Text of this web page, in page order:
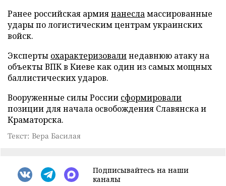
Ранее российская армиянанесламассированные
удары по логистическим центрам украинских
войск.
Эксперты охарактеризовалинедавнюю атаку на
объекты ВПК в Киеве как один из самых мощных
баллистических ударов.
Вооруженные силы России сформировали
позиции для начала освобождения Славянска и
Краматорска.
Текст: Вера Басилая
Подписывайтесь на наши
каналы